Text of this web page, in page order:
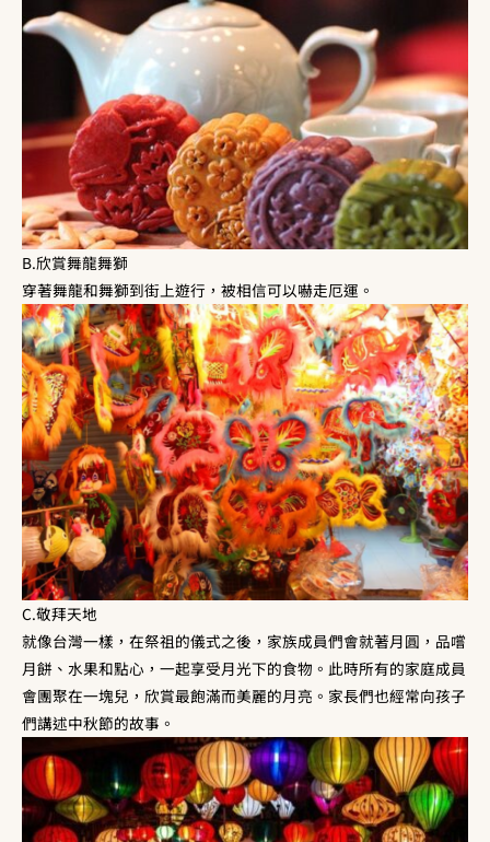
B.欣賞舞龍舞獅
穿著舞龍和舞獅到街上遊行，被相信可以嚇走厄運。
C.敬拜天地
就像台灣一樣，在祭祖的儀式之後，家族成員們會就著月圓，品嚐
月餅、水果和點心，一起享受月光下的食物。此時所有的家庭成員
會團聚在一塊兒，欣賞最飽滿而美麗的月亮。家長們也經常向孩子
們講述中秋節的故事。